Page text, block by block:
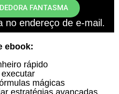
FANTASMA
no endereço de e-mail.
ebook:
rápido
mágicas